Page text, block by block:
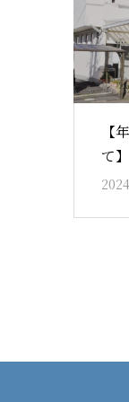
【
て】